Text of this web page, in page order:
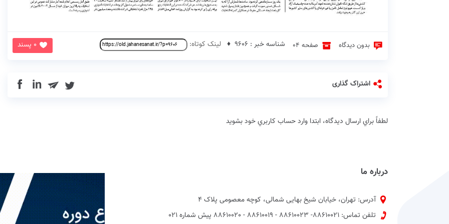
بدون دیدگاه صفحه 04 0 پسند شناسه خبر : 9606 ♦ لینک کوتاه:
اشتراک گذاری in
لطفاً براي ارسال دیدگاه، ابتدا وارد حساب كاربري خود بشويد
درباره ما
آدرس: تهران، خیابان شیخ بهایی شمالی، کوچه معصومی پلاک 4
تلفن تماس: 88610021- 88610023 - 88610019 - 88610020 پیش شماره 021